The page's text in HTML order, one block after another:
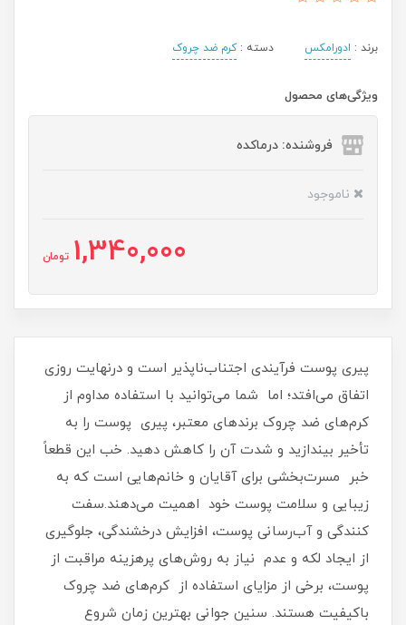
برند : ادورامکس دسته :کرم ضد چروک
ویژگی‌های محصول
فروشنده: درماکده
ناموجود
1,340,000 تومان
پیری پوست فرآیندی اجتناب‌ناپذیر است و درنهایت روزی
اتفاق می‌افتد؛ اما شما می‌توانید با استفاده مداوم از
کرم‌های ضد چروک برندهای معتبر، پیری پوست را به
تأخیر بیندازید و شدت آن را کاهش دهید. خب این قطعاً
خبر مسرت‌بخشی برای آقایان و خانم‌هایی است که به
زیبایی و سلامت پوست خود اهمیت می‌دهند.سفت
کنندگی و آب‌رسانی پوست، افزایش درخشندگی، جلوگیری
از ایجاد لکه و عدم نیاز به روش‌های پرهزینه مراقبت از
پوست، برخی از مزایای استفاده از کرم‌های ضد چروک
باکیفیت هستند. سنین جوانی بهترین زمان شروع